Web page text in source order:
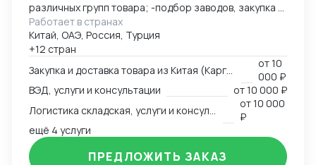
различных групп товара; -подбор заводов, закупка и
доставка товара из Китая (КАРГО и Белый ввоз)
Страны с которыми работаю по сей день: Европа,
США, ОАЭ, Турция, Китай, СНГ
Работает в странах
Китай, ОАЭ, Россия, Турция
+12 стран
от10
000 ₽
ВЭД, услуги и консультации
от10 000 ₽
от10 000
₽
ещё 4 услуги
ПРЕДЛОЖИТЬ ЗАКАЗ